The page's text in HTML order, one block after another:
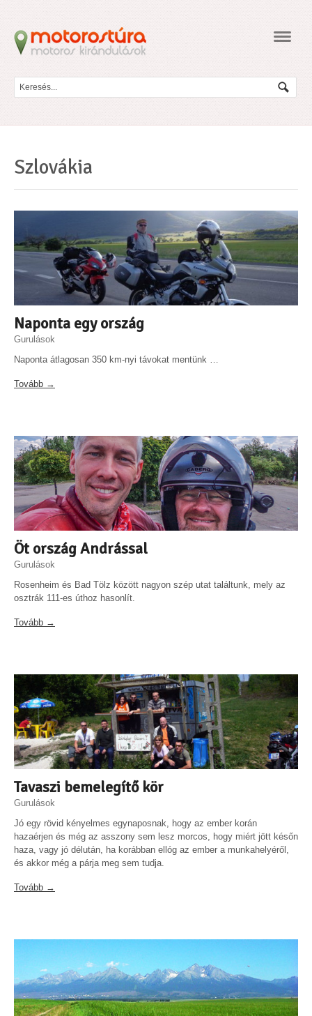
Szlovákia
Naponta egy ország
Gurulások
Naponta átlagosan 350 km-nyi távokat mentünk …
Tovább →
Öt ország Andrással
Gurulások
Rosenheim és Bad Tölz között nagyon szép utat találtunk, mely az
osztrák 111-es úthoz hasonlít.
Tovább →
Tavaszi bemelegítő kör
Gurulások
Jó egy rövid kényelmes egynaposnak, hogy az ember korán
hazaérjen és még az asszony sem lesz morcos, hogy miért jött későn
haza, vagy jó délután, ha korábban ellóg az ember a munkahelyéről,
és akkor még a párja meg sem tudja.
Tovább →